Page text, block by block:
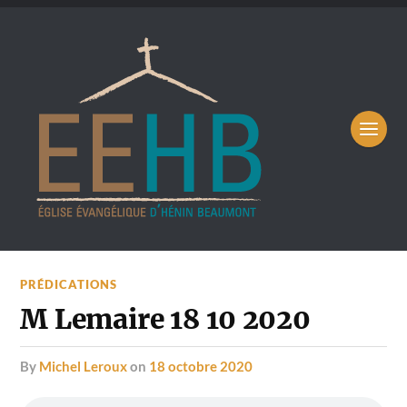
PRÉDICATIONS
M Lemaire 18 10 2020
by Michel Lerouxon 18 octobre 2020